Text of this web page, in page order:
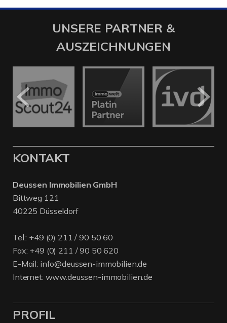
UNSERE PARTNER &
AUSZEICHNUNGEN
KONTAKT
Deussen Immobilien GmbH
Bittweg 121
40225 Düsseldorf
Tel.: +49 (0) 211 / 90 50 60
Fax: +49 (0) 211 / 90 50 620
E-Mail: info@deussen-immobilien.de
Internet: www.deussen-immobilien.de
PROFIL